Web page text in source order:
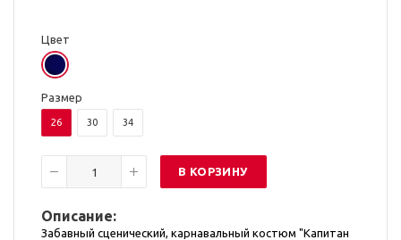
Цвет
Размер
26 30 34
В КОРЗИНУ
Описание:
Забавный сценический, карнавальный костюм "Капитан